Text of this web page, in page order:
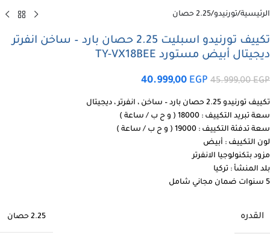
الرئيسية/تورنيدو/2.25 حصان
تكييف تورنيدو اسبليت 2.25 حصان بارد – ساخن انفرتر
ديجيتال أبيض مستورد TY-VX18BEE
45.999,00EGP
40.999,00 EGP
تكييف تورنيدو 2.25 حصان بارد – ساخن ، انفرتر ، ديجيتال
سعة تبريد التكييف : 18000 ( و ح ب / ساعة )
سعة تدفئة التكييف : 19000 ( و ح ب / ساعة )
لون التكييف : أبيض
مزود بتكنولوجيا الانفرتر
بلد المنشأ : تركيا
5 سنوات ضمان مجاني شامل
القدره 2.25 حصان